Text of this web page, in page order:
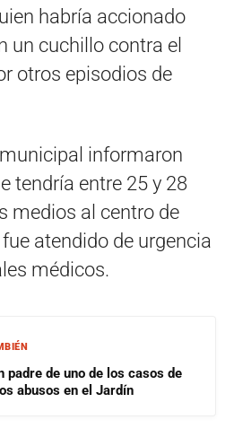
habría accionado
un cuchillo contra el
otros episodios de
informaron
tendría entre 25 y 28
medios al centro de
atendido de urgencia
médicos.
padre de uno de los casos de
abusos en el Jardín